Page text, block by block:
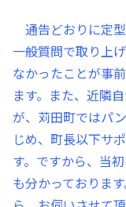
通告どおりに定
一般質問で取り上
なかったことが事
ます。また、近隣
が、苅田町ではパ
じめ、町長以下サ
す。ですから、当
も分かっておりま